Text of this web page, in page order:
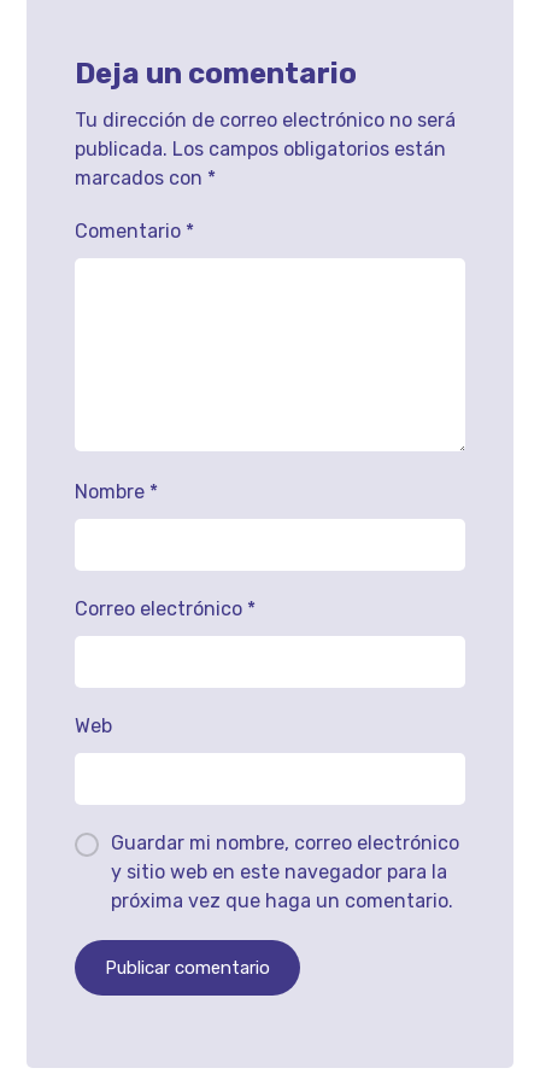
Deja un comentario
Tu dirección de correo electrónico no será
publicada. Los campos obligatorios están
marcados con *
Comentario *
Nombre *
Correo electrónico *
Web
Guardar mi nombre, correo electrónico
y sitio web en este navegador para la
próxima vez que haga un comentario.
Publicar comentario